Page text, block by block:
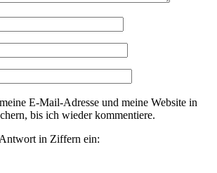
E-Mail-Adresse und meine Website in
bis ich wieder kommentiere.
in Ziffern ein: